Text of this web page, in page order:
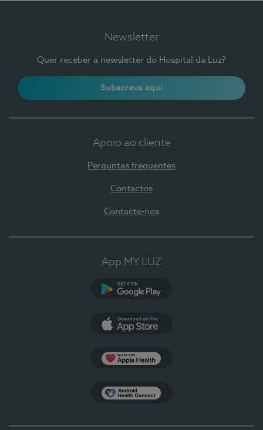
Newsletter
Quer receber a newsletter do Hospital da Luz?
Subscreva aqui
Apoio ao cliente
Perguntas frequentes
Contactos
Contacte-nos
App MY LUZ